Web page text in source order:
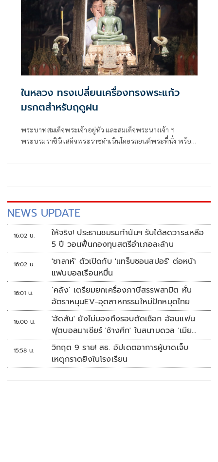
ในหลวง ทรงเปลี่ยนเครื่องทรงพระแก้ว
มรกตสำหรับฤดูฝน
พระบาทสมเด็จพระเจ้าอยู่หัว และสมเด็จพระนางเจ้า ฯ
พระบรมราชินี เสด็จพระราชดำเนินโดยรถยนต์พระที่นั่ง พร้อม
NEWS UPDATE
16:02 น.
ให้จริง! ประธานชมรมกำนันฯ รับได้ลดวาระเหลือ
5 ปี วอนฟื้นกองทุนสตรีอำเภอละล้าน
16:02 น.
'ซาลาห์' ตัวเปิดกับ 'แทร็บซอนสปอร์' ต่อหน้า
แฟนบอลเรือนหมื่น
16:01 น.
‘คลัง’ เตรียมยกเครื่องภาษีสรรพสามิต หั่น
อัตราหนุนEV-อุตสาหกรรมใหม่ปักหมุดไทย
16:00 น.
'ฮัดสัน' ยังไม่มองถึงรอบตัดเชือก อ้อนแฟน
ฟุตบอลมาเชียร์ 'ช้างศึก' ในสนามดวล 'เมีย
นมา'
15:58 น.
วิกฤต 9 ราย! สธ. อัปเดตอาการผู้บาดเจ็บ
เหตุกราดยิงในโรงเรียน